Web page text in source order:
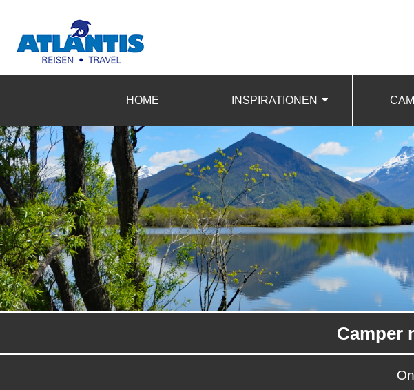
HOME INSPIRATIONEN
Camper